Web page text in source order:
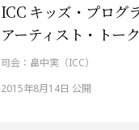
ICC キッズ・プログ
アーティスト・トー
司会：畠中実（ICC）
2015年8月14日 公開